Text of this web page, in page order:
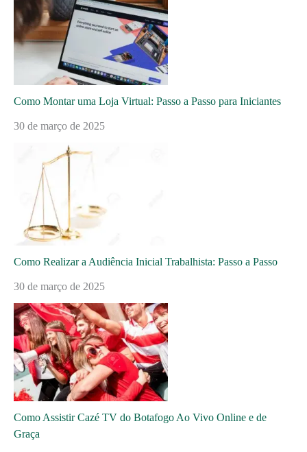
Como Montar uma Loja Virtual: Passo a Passo para Iniciantes
30 de março de 2025
Como Realizar a Audiência Inicial Trabalhista: Passo a Passo
30 de março de 2025
Como Assistir Cazé TV do Botafogo Ao Vivo Online e de
Graça